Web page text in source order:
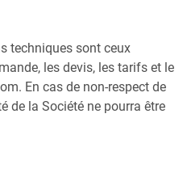
techniques sont ceux
les devis, les tarifs et le
En cas de non-respect de
de la Société ne pourra être